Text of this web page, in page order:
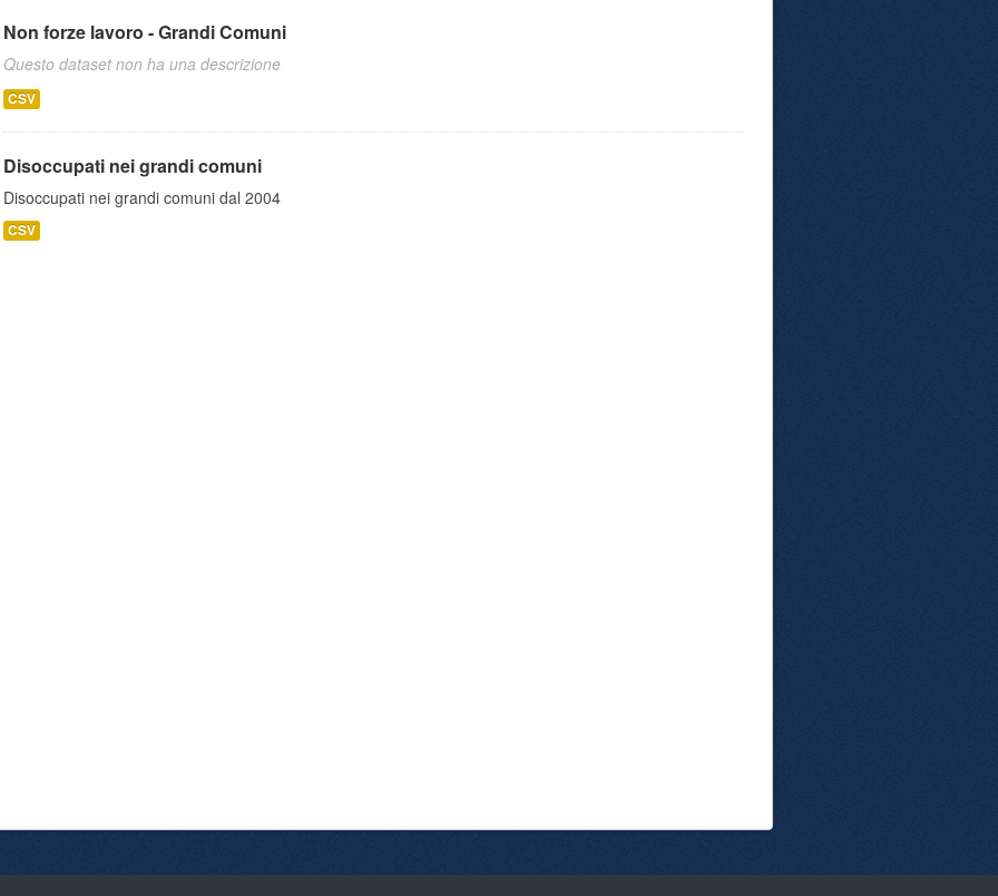
Non forze lavoro - Grandi Comuni
Questo dataset non ha una descrizione
CSV
Disoccupati nei grandi comuni
Disoccupati nei grandi comuni dal 2004
CSV